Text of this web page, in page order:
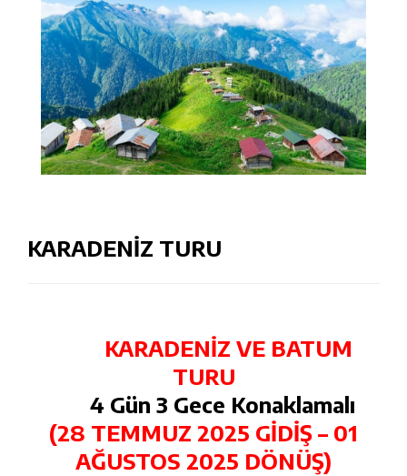
KARADENİZ TURU
KARADENİZ VE BATUM
TURU
4 Gün 3 Gece Konaklamalı
(28 TEMMUZ 2025 GİDİŞ – 01
AĞUSTOS 2025 DÖNÜŞ)